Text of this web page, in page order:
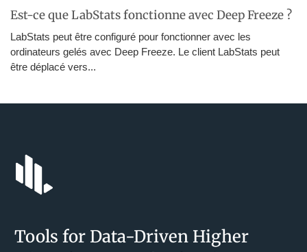
Est-ce que LabStats fonctionne avec Deep Freeze ?
LabStats peut être configuré pour fonctionner avec les
ordinateurs gelés avec Deep Freeze. Le client LabStats peut
être déplacé vers...
Tools for Data-Driven Higher